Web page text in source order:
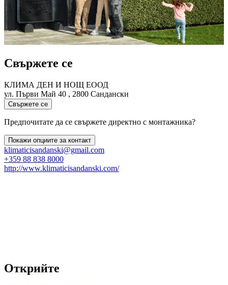
Свържете се
КЛИМА ДЕН И НОЩ ЕООД
ул. Първи Май 40 , 2800 Сандански
Свържете се
Предпочитате да се свържете директно с монтажника?
Покажи опциите за контакт
klimaticisandanski@gmail.com
+359 88 838 8000
http://www.klimaticisandanski.com/
Открийте